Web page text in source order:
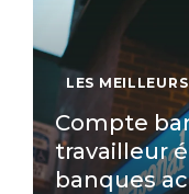
LES
Compte
travailleur
banques